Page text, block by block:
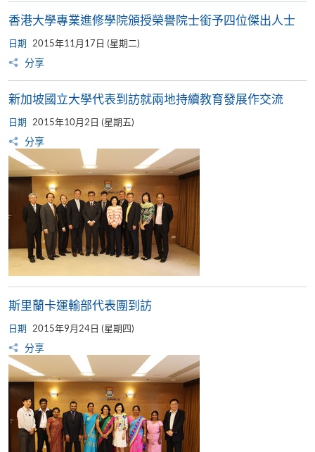
香港大學專業進修學院頒授榮譽院士銜予四位傑出人士
日期 2015年11月17日 (星期二)
分享
新加坡國立大學代表到訪就兩地持續教育發展作交流
日期 2015年10月2日 (星期五)
分享
斯里蘭卡運輸部代表團到訪
日期 2015年9月24日 (星期四)
分享